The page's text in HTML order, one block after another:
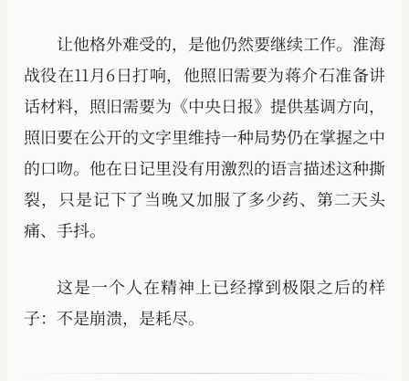
让他格外难受的，是他仍然要继续工作。淮海
战役在11月6日打响，他照旧需要为蒋介石准备讲
话材料，照旧需要为《中央日报》提供基调方向，
照旧要在公开的文字里维持一种局势仍在掌握之中
的口吻。他在日记里没有用激烈的语言描述这种撕
裂，只是记下了当晚又加服了多少药、第二天头
痛、手抖。
这是一个人在精神上已经撑到极限之后的样
子：不是崩溃，是耗尽。